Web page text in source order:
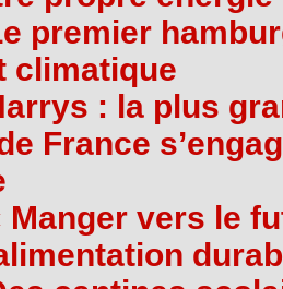
premier
climatique
: la plus
France
Manger vers le